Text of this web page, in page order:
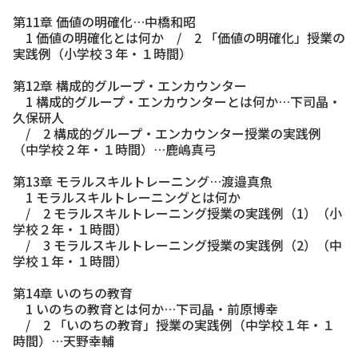
第11章 価値の明確化…中橋和昭
1 価値の明確化とは何か / 2 「価値の明確化」授業の
実践例（小学校３年・１時間）
第12章 構成的グループ・エンカウンター
1 構成的グループ・エンカウンターとは何か…下司晶・
久保研人
/ 2 構成的グループ・エンカウンター授業の実践例
（中学校２年・１時間）…鹿嶋真弓
第13章 モラルスキルトレーニング…渡邉真魚
1 モラルスキルトレーニングとは何か
/ 2 モラルスキルトレーニング授業の実践例（1）（小
学校２年・１時間）
/ 3 モラルスキルトレーニング授業の実践例（2）（中
学校１年・１時間）
第14章 いのちの教育
1 いのちの教育とは何か…下司晶・前原博幸
/ 2 「いのちの教育」授業の実践例（中学校１年・１
時間）…天野幸輔